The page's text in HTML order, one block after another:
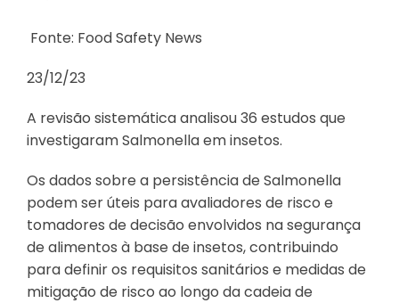
Fonte: Food Safety News
23/12/23
A revisão sistemática analisou 36 estudos que
investigaram Salmonella em insetos.
Os dados sobre a persistência de Salmonella
podem ser úteis para avaliadores de risco e
tomadores de decisão envolvidos na segurança
de alimentos à base de insetos, contribuindo
para definir os requisitos sanitários e medidas de
mitigação de risco ao longo da cadeia de